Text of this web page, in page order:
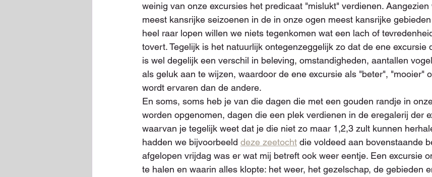
weinig van onze excursies het predicaat "mislukt" verdienen.
meest kansrijke seizoenen in de in onze ogen meest kansrijke
heel raar lopen willen we niets tegenkomen wat een lach of
tovert. Tegelijk is het natuurlijk ontegenzeggelijk zo dat de ene excursie
is wel degelijk een verschil in beleving, omstandigheden, aantallen
als geluk aan te wijzen, waardoor de ene excursie als "beter", "mooier"
wordt ervaren dan de andere.
En soms, soms heb je van die dagen die met een gouden randje in
worden opgenomen, dagen die een plek verdienen in de eregalerij der
waarvan je tegelijk weet dat je die niet zo maar 1,2,3 zult kunnen
hadden we bijvoorbeeld deze zeetocht die voldeed aan bovenstaande
afgelopen vrijdag was er wat mij betreft ook weer eentje. Een excursie
te halen en waarin alles klopte: het weer, het gezelschap, de gebieden